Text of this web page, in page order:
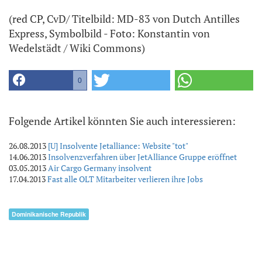
(red CP, CvD/ Titelbild: MD-83 von Dutch Antilles
Express, Symbolbild - Foto: Konstantin von
Wedelstädt / Wiki Commons)
0
Folgende Artikel könnten Sie auch interessieren:
26.08.2013 [U] Insolvente Jetalliance: Website "tot"
14.06.2013Insolvenzverfahren über JetAlliance Gruppe eröffnet
03.05.2013 Air Cargo Germany insolvent
17.04.2013Fast alle OLT Mitarbeiter verlieren ihre Jobs
Dominikanische Republik